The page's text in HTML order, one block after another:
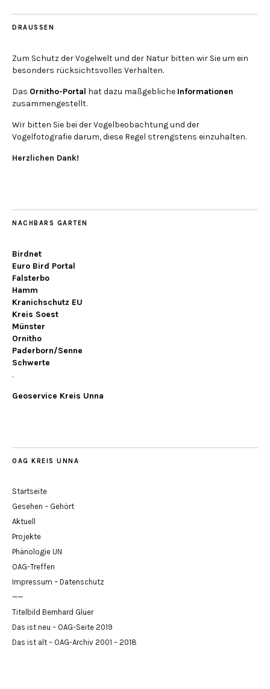
DRAUSSEN
Zum Schutz der Vogelwelt und der Natur bitten wir Sie um ein
besonders rücksichtsvolles Verhalten.
Das Ornitho-Portal hat dazu maßgebliche Informationen
zusammengestellt.
Wir bitten Sie bei der Vogelbeobachtung und der
Vogelfotografie darum, diese Regel strengstens einzuhalten.
Herzlichen Dank!
NACHBARS GARTEN
Birdnet
Euro Bird Portal
Falsterbo
Hamm
Kranichschutz EU
Kreis Soest
Münster
Ornitho
Paderborn/Senne
Schwerte
.
Geoservice Kreis Unna
OAG KREIS UNNA
Startseite
Gesehen – Gehört
Aktuell
Projekte
Phänologie UN
OAG-Treffen
Impressum – Datenschutz
——
Titelbild Bernhard Glüer
Das ist neu – OAG-Seite 2019
Das ist alt – OAG-Archiv 2001 – 2018